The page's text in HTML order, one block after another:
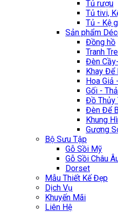
Tủ rượu
Tủ tivi,
Tủ - Kệ
Sản phẩm
Đồng hồ
Tranh
Đèn
Khay Để
Hoa Giả
Gối -
Đồ Thủy
Đèn Để
Khung
Gương
Bộ Sưu Tập
Gỗ Sồi Mỹ
Gỗ Sồi Châu
Dorset
Mẫu Thiết Kế Đẹp
Dịch Vụ
Khuyến Mãi
Liên Hệ